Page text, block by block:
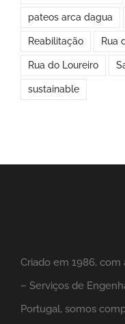
pateos arca dagua
Reabilitação Rua
Rua do Loureiro
sustainable
Criado em 1986,
– Serviços de
Portugal, somos